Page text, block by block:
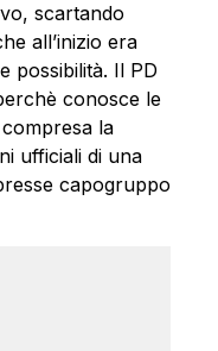
scartando
all’inizio era
possibilità. Il PD
conosce le
la
ufficiali di una
capogruppo